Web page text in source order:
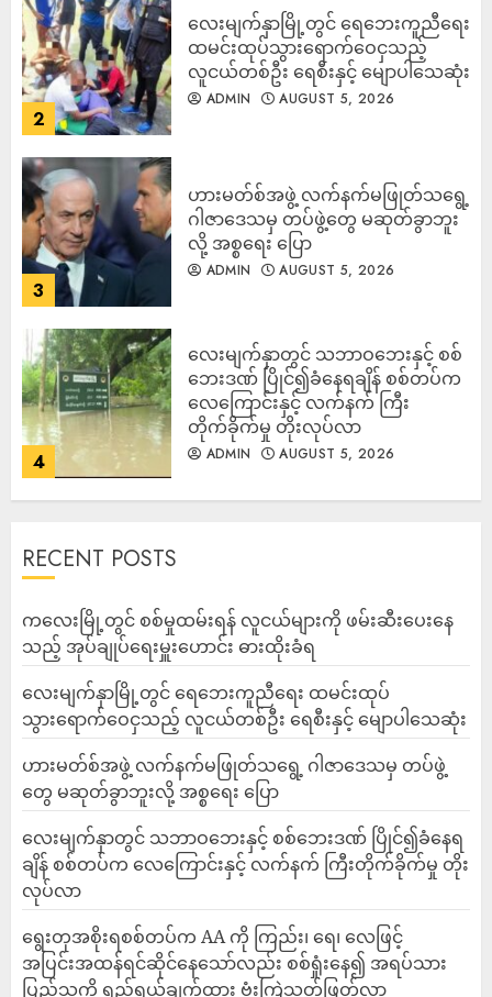
2
လေးမျက်နှာမြို့တွင် ရေဘေးကူညီရေး
ထမင်းထုပ်သွားရောက်ဝေငှသည့်
လူငယ်တစ်ဦး ရေစီးနှင့် မျောပါသေဆုံး
ADMIN AUGUST 5, 2026
3
ဟားမတ်စ်အဖွဲ့ လက်နက်မဖြုတ်သရွေ့
ဂါဇာဒေသမှ တပ်ဖွဲ့တွေ မဆုတ်ခွာဘူး
လို့ အစ္စရေး ပြော
ADMIN AUGUST 5, 2026
4
‎လေးမျက်နှာတွင် သဘာဝဘေးနှင့် စစ်
ဘေးဒဏ် ပြိုင်၍ခံနေရချိန် စစ်တပ်က
လေကြောင်းနှင့် လက်နက် ကြီး
တိုက်ခိုက်မှု တိုးလုပ်လာ
ADMIN AUGUST 5, 2026
RECENT POSTS
ကလေးမြို့တွင် စစ်မှုထမ်းရန် လူငယ်များကို ဖမ်းဆီးပေးနေ
သည့် အုပ်ချုပ်ရေးမှူးဟောင်း ဓားထိုးခံရ
လေးမျက်နှာမြို့တွင် ရေဘေးကူညီရေး ထမင်းထုပ်
သွားရောက်ဝေငှသည့် လူငယ်တစ်ဦး ရေစီးနှင့် မျောပါသေဆုံး
ဟားမတ်စ်အဖွဲ့ လက်နက်မဖြုတ်သရွေ့ ဂါဇာဒေသမှ တပ်ဖွဲ့
တွေ မဆုတ်ခွာဘူးလို့ အစ္စရေး ပြော
‎လေးမျက်နှာတွင် သဘာဝဘေးနှင့် စစ်ဘေးဒဏ် ပြိုင်၍ခံနေရ
ချိန် စစ်တပ်က လေကြောင်းနှင့် လက်နက် ကြီးတိုက်ခိုက်မှု တိုး
လုပ်လာ
ရွေးတုအစိုးရစစ်တပ်က AA ကို ကြည်း၊ ရေ၊ လေဖြင့်
အပြင်းအထန်ရင်ဆိုင်နေသော်လည်း စစ်ရှုံးနေ၍ အရပ်သား
ပြည်သူကို ရည်ရွယ်ချက်ထား ဗုံးကြဲသတ်ဖြတ်လာ